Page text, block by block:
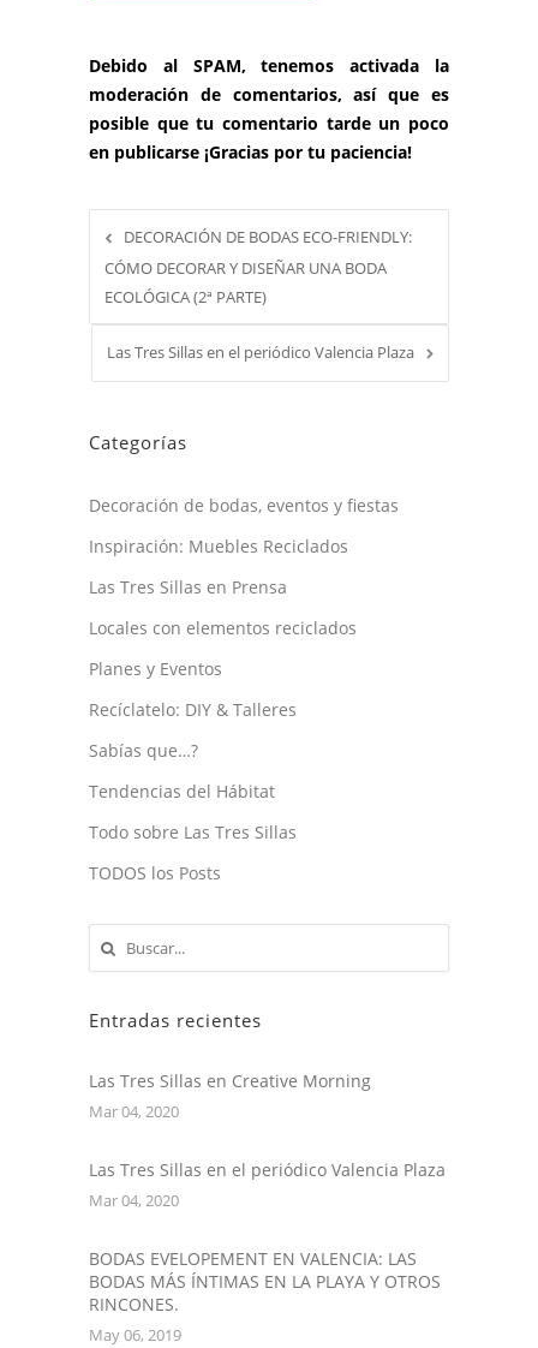
Debido al SPAM, tenemos activada la
moderación de comentarios, así que es
posible que tu comentario tarde un poco
en publicarse ¡Gracias por tu paciencia!
DECORACIÓN DE BODAS ECO-FRIENDLY:
CÓMO DECORAR Y DISEÑAR UNA BODA
ECOLÓGICA (2ª PARTE)
Las Tres Sillas en el periódico Valencia Plaza
Categorías
Decoración de bodas, eventos y fiestas
Inspiración: Muebles Reciclados
Las Tres Sillas en Prensa
Locales con elementos reciclados
Planes y Eventos
Recíclatelo: DIY & Talleres
Sabías que…?
Tendencias del Hábitat
Todo sobre Las Tres Sillas
TODOS los Posts
Entradas recientes
Las Tres Sillas en Creative Morning
Mar 04, 2020
Las Tres Sillas en el periódico Valencia Plaza
Mar 04, 2020
BODAS EVELOPEMENT EN VALENCIA: LAS
BODAS MÁS ÍNTIMAS EN LA PLAYA Y OTROS
RINCONES.
May 06, 2019